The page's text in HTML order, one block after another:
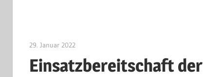
29. Januar 2022Jan Bolte
Einsatzbereitschaft der